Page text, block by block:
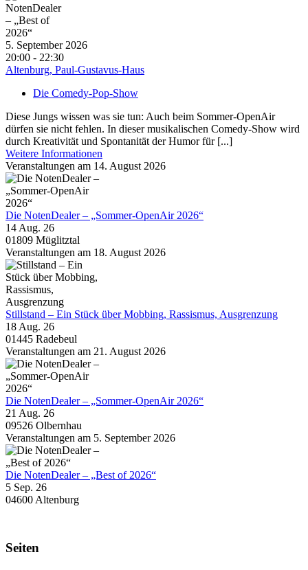
5. September 2026
20:00 - 22:30
Altenburg, Paul-Gustavus-Haus
Die Comedy-Pop-Show
Diese Jungs wissen was sie tun: Auch beim Sommer-OpenAir
dürfen sie nicht fehlen. In dieser musikalischen Comedy-Show wird
durch Kreativität und Spontanität der Humor für [...]
Weitere Informationen
Veranstaltungen am 14. August 2026
Die NotenDealer – „Sommer-OpenAir 2026“
14 Aug. 26
01809 Müglitztal
Veranstaltungen am 18. August 2026
Stillstand – Ein Stück über Mobbing, Rassismus, Ausgrenzung
18 Aug. 26
01445 Radebeul
Veranstaltungen am 21. August 2026
Die NotenDealer – „Sommer-OpenAir 2026“
21 Aug. 26
09526 Olbernhau
Veranstaltungen am 5. September 2026
Die NotenDealer – „Best of 2026“
5 Sep. 26
04600 Altenburg
Seiten